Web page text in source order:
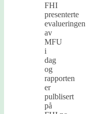
FHI
presenterte
evalueringen
av
MFU
i
dag
og
rapporten
er
pulblisert
på